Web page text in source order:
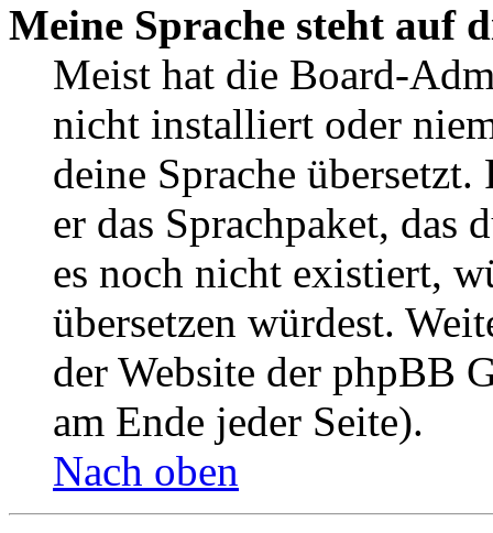
Meine Sprache steht auf
Meist hat die Board-
nicht installiert oder
deine Sprache
er das Sprachpaket, das
es noch nicht existiert,
übersetzen würdest.
der Website der phpBB
am Ende jeder Seite).
Nach oben